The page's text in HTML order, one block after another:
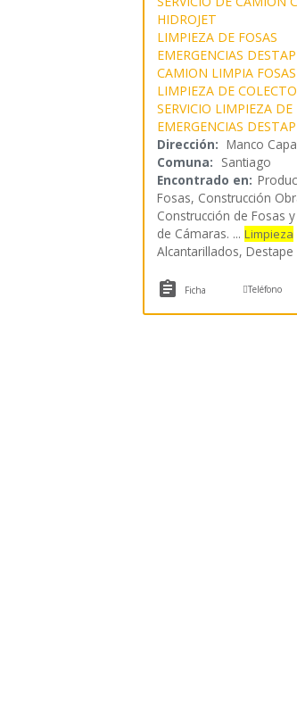
HIDROJET
LIMPIEZA DE FOSAS
EMERGENCIAS
CAMION LIMPIA FOSAS
LIMPIEZA DE
SERVICIO LIMPIEZA DE
EMERGENCIAS
Dirección: Manco
Comuna: Santiago
Encontrado en:
Fosas, Construcción
Construcción de Fosas
de Cámaras. ... Limpieza
Alcantarillados,
 Ficha Teléfono